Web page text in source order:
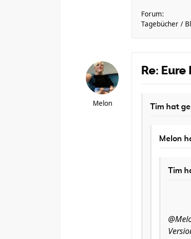
Forum:
Tagebücher /
Melon
Re:
Tim hat
Melon
Tim